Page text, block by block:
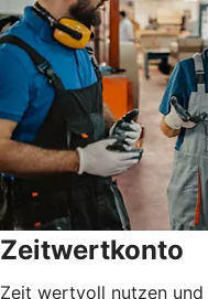
Zeitwertkonto
Zeit wertvoll nutzen und